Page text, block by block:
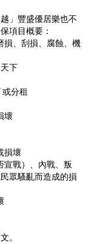
」豐盛優居樂也不
項目概要：
損、刮損、腐蝕、機
下
分租
壞
損壞
宣戰）、內戰、叛
眾騷亂而造成的損
。